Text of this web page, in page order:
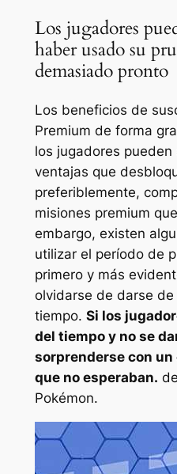
Los jugadores
haber usado su
demasiado pronto
Los beneficios de
Premium de forma
los jugadores pueden
ventajas que
preferiblemente,
misiones premium
embargo, existen
utilizar el período de
primero y más
olvidarse de darse
tiempo. Si los
del tiempo y no se
sorprenderse con un
que no esperaban. de
Pokémon.